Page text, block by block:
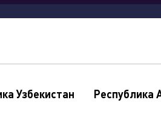
Узбекистан Республика